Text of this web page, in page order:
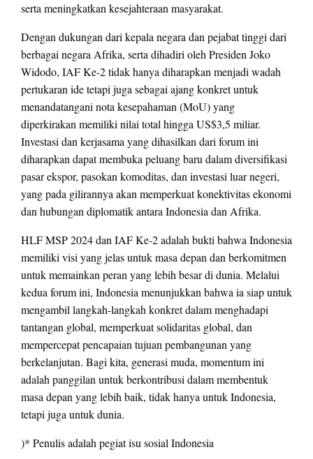
serta meningkatkan kesejahteraan masyarakat.
Dengan dukungan dari kepala negara dan pejabat tinggi dari
berbagai negara Afrika, serta dihadiri oleh Presiden Joko
Widodo, IAF Ke-2 tidak hanya diharapkan menjadi wadah
pertukaran ide tetapi juga sebagai ajang konkret untuk
menandatangani nota kesepahaman (MoU) yang
diperkirakan memiliki nilai total hingga US$3,5 miliar.
Investasi dan kerjasama yang dihasilkan dari forum ini
diharapkan dapat membuka peluang baru dalam diversifikasi
pasar ekspor, pasokan komoditas, dan investasi luar negeri,
yang pada gilirannya akan memperkuat konektivitas ekonomi
dan hubungan diplomatik antara Indonesia dan Afrika.
HLF MSP 2024 dan IAF Ke-2 adalah bukti bahwa Indonesia
memiliki visi yang jelas untuk masa depan dan berkomitmen
untuk memainkan peran yang lebih besar di dunia. Melalui
kedua forum ini, Indonesia menunjukkan bahwa ia siap untuk
mengambil langkah-langkah konkret dalam menghadapi
tantangan global, memperkuat solidaritas global, dan
mempercepat pencapaian tujuan pembangunan yang
berkelanjutan. Bagi kita, generasi muda, momentum ini
adalah panggilan untuk berkontribusi dalam membentuk
masa depan yang lebih baik, tidak hanya untuk Indonesia,
tetapi juga untuk dunia.
)* Penulis adalah pegiat isu sosial Indonesia